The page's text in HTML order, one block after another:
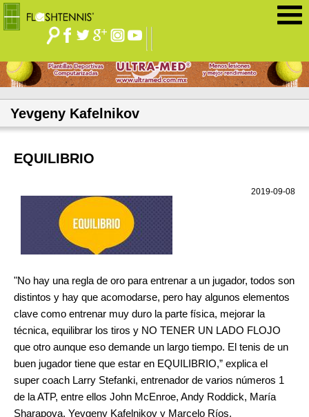
Yevgeny Kafelnikov
EQUILIBRIO
2019-09-08
"No hay una regla de oro para entrenar a un jugador, todos son
distintos y hay que acomodarse, pero hay algunos elementos
clave como entrenar muy duro la parte física, mejorar la
técnica, equilibrar los tiros y NO TENER UN LADO FLOJO
que otro aunque eso demande un largo tiempo. El tenis de un
buen jugador tiene que estar en EQUILIBRIO,” explica el
super coach Larry Stefanki, entrenador de varios números 1
de la ATP, entre ellos John McEnroe, Andy Roddick, María
Sharapova, Yevgeny Kafelnikov y Marcelo Ríos.